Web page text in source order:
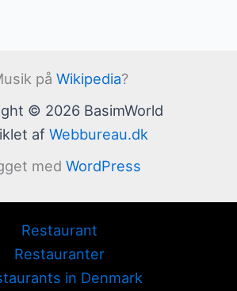
på Wikipedia?
© 2026 BasimWorld
af Webbureau.dk
med WordPress
Restaurant
Restauranter
in Denmark